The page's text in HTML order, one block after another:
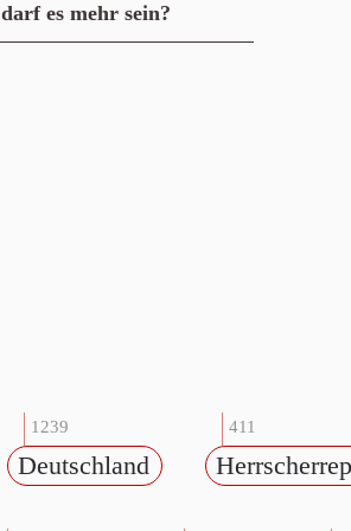
darf es mehr sein?
1239
Deutschland
411